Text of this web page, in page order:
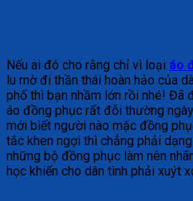
Nếu ai đó cho rằng chỉ vì loại áo
lu mờ đi thần thái hoàn hảo của
phố thì bạn nhầm lớn rồi nhé! Đã
áo đồng phục rất đỗi thường
mới biết người nào mặc đồng
tắc khen ngợi thì chẳng phải
những bộ đồng phục làm nên
học khiến cho dân tình phải xuýt